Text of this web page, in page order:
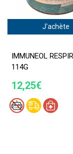
J'achète
IMMUNEOL
114G
12,25€